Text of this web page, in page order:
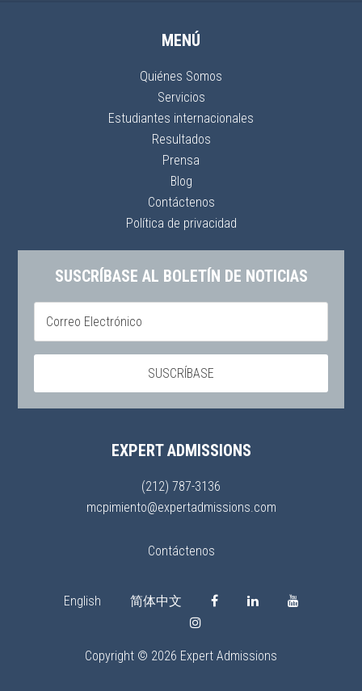
MENÚ
Quiénes Somos
Servicios
Estudiantes internacionales
Resultados
Prensa
Blog
Contáctenos
Política de privacidad
SUSCRÍBASE AL BOLETÍN DE NOTICIAS
EXPERT ADMISSIONS
(212) 787-3136
mcpimiento@expertadmissions.com
Contáctenos
English 简体中文
Copyright © 2026 Expert Admissions